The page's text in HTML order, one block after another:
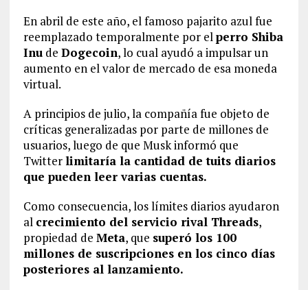
En abril de este año, el famoso pajarito azul fue
reemplazado temporalmente por elperro Shiba
Inude Dogecoin, lo cual ayudó a impulsar un
aumento en el valor de mercado de esa moneda
virtual.
A principios de julio, la compañía fue objeto de
críticas generalizadas por parte de millones de
usuarios, luego de que Musk informó que
Twitterlimitaría la cantidad de tuits diarios
que pueden leer varias cuentas.
Como consecuencia, los límites diarios ayudaron
al crecimiento del servicio rival Threads,
propiedad de Meta, que superó los 100
millones de suscripciones en los cinco días
posteriores al lanzamiento.